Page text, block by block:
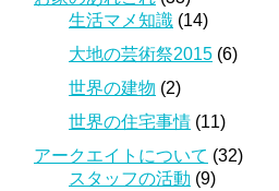
生活マメ知識 (14)
大地の芸術祭2015 (6)
世界の建物 (2)
世界の住宅事情 (11)
アークエイトについて (32)
スタッフの活動 (9)